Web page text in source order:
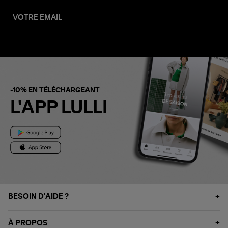
-10% EN TÉLÉCHARGEANT
L'APP LULLI
BESOIN D'AIDE ?
À PROPOS